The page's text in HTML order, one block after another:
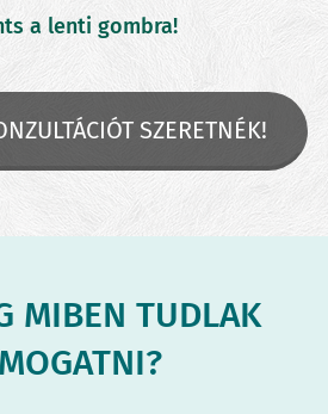
a lenti gombra!
SZERETNÉK!
MIBEN TUDLAK